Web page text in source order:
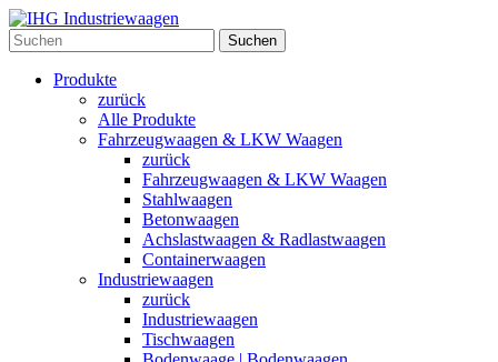
Suchen
Produkte
zurück
Alle Produkte
Fahrzeugwaagen & LKW Waagen
zurück
Fahrzeugwaagen & LKW Waagen
Stahlwaagen
Betonwaagen
Achslastwaagen & Radlastwaagen
Containerwaagen
Industriewaagen
zurück
Industriewaagen
Tischwaagen